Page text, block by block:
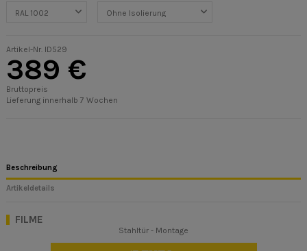
Artikel-Nr. ID529
389 €
Bruttopreis
Lieferung innerhalb 7 Wochen
Beschreibung
Artikeldetails
FILME
Stahltür - Montage